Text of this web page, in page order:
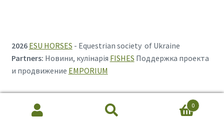
2026 ESU HORSES - Equestrian society of Ukraine
Partners: Новини, кулінарія FISHES Поддержка проекта
и продвижение EMPORIUM
Search
0